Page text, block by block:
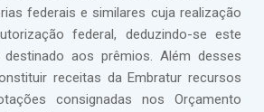
federais e similares cuja realização
federal, deduzindo-se este
aos prêmios. Além desses
receitas da Embratur recursos
consignadas nos Orçamento